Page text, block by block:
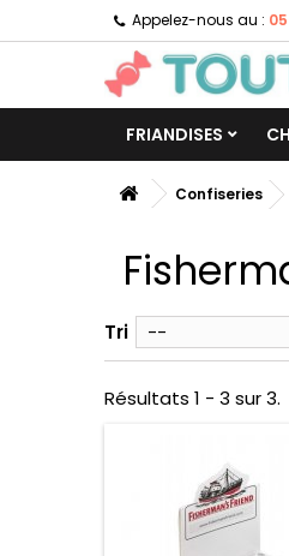
Appelez-nous au :
FRIANDISES
Confiseries
Tri --
Résultats 1 - 3 sur 3.